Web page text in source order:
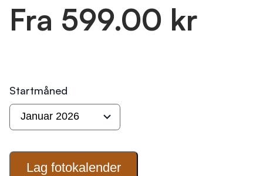
Fra 599.00 kr
Startmåned
Lag fotokalender